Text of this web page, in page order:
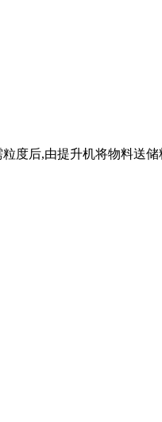
度后,由提升机将物料送